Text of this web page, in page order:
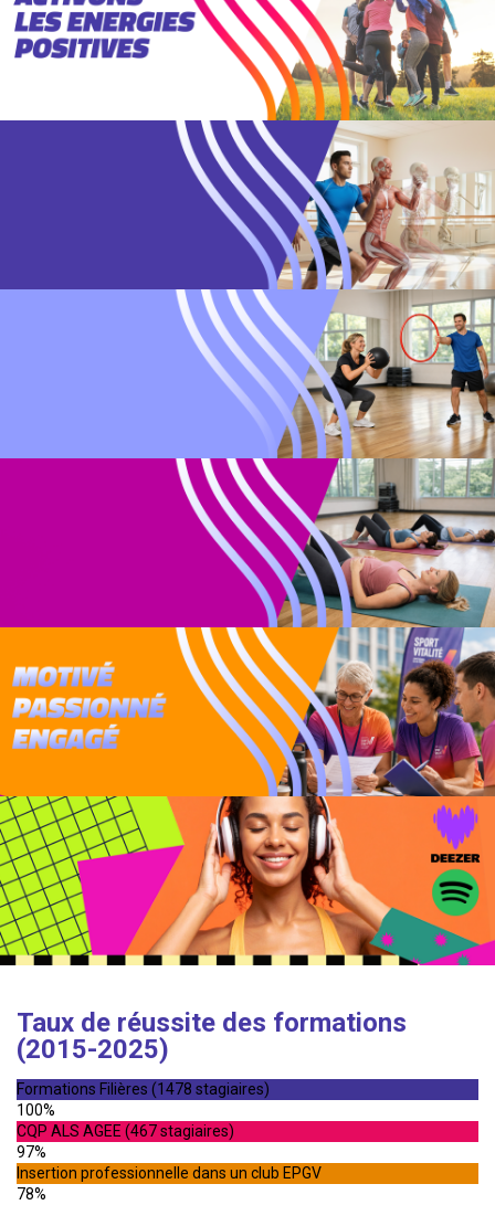
Taux de réussite des formations
(2015-2025)
Formations Filières (1478 stagiaires)
100%
CQP ALS AGEE (467 stagiaires)
97%
Insertion professionnelle dans un club EPGV
78%